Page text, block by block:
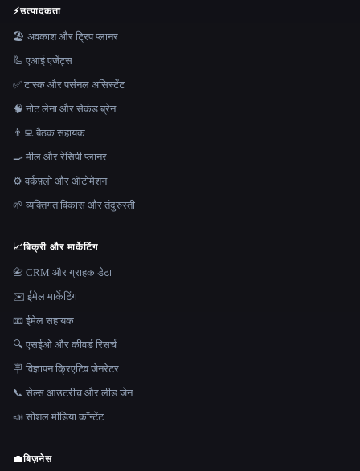
⚡उत्पादकता
🏖 अवकाश और ट्रिप प्लानर
🦾 एआई एजेंट्स
✅ टास्क और पर्सनल असिस्टेंट
🧠 नोट लेना और सेकंड ब्रेन
👨‍💻 बैठक सहायक
🍳 मील और रेसिपी प्लानर
⚙️ वर्कफ़्लो और ऑटोमेशन
🌱 व्यक्तिगत विकास और तंदुरुस्ती
📈बिक्री और मार्केटिंग
📇 CRM और ग्राहक डेटा
✉️ ईमेल मार्केटिंग
📧 ईमेल सहायक
🔍 एसईओ और कीवर्ड रिसर्च
🪧 विज्ञापन क्रिएटिव जेनरेटर
📞 सेल्स आउटरीच और लीड जेन
📣 सोशल मीडिया कॉन्टेंट
💼बिज़नेस